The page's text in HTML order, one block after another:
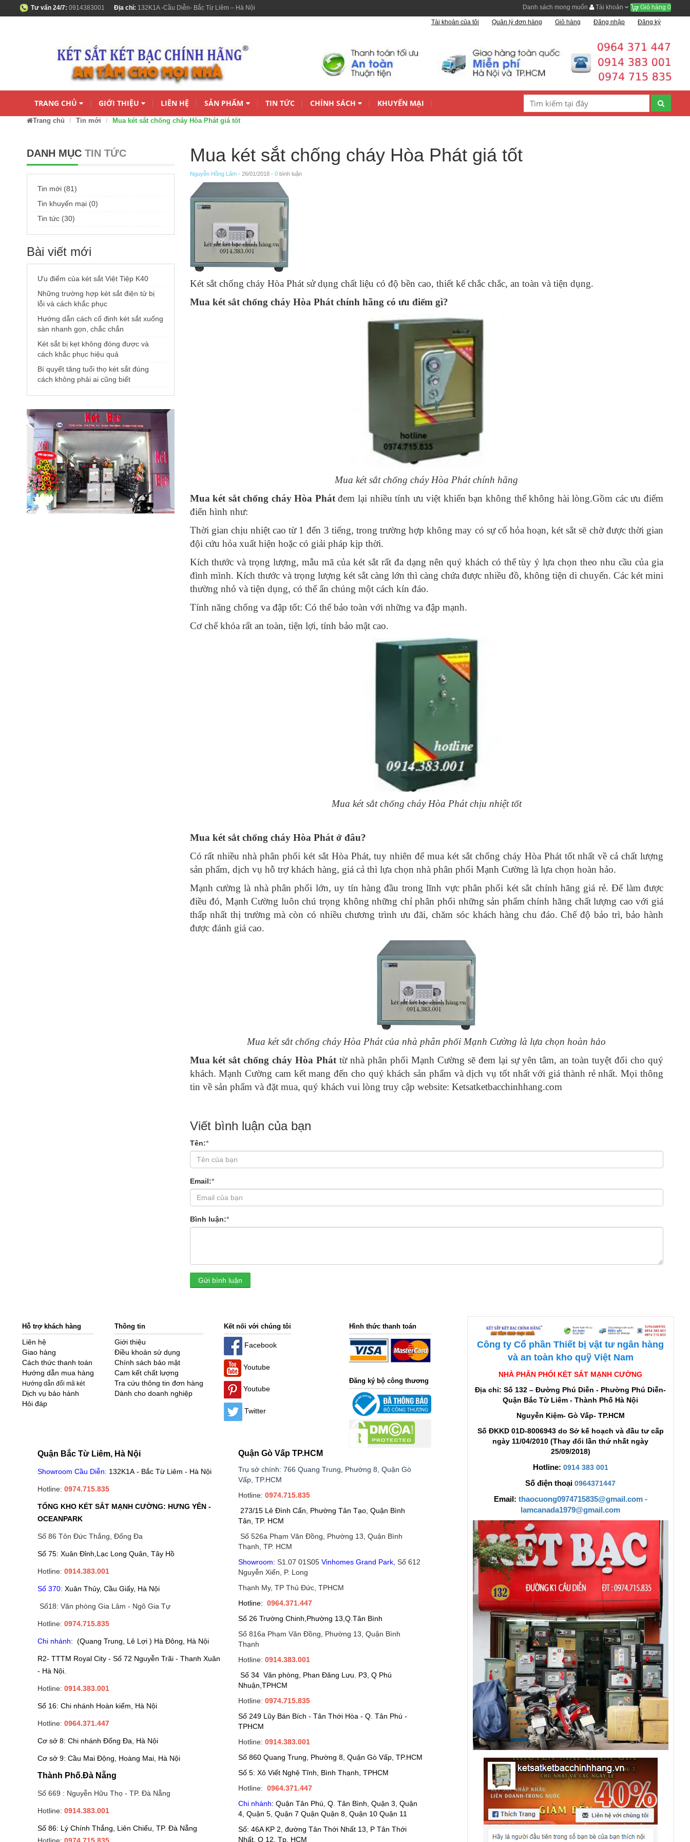
Tư vấn 24/7: 0914383001 Địa chỉ: 132K1A -Cầu Diễn- Bắc Từ Liêm – Hà Nội Danh sách mong muốn Tài khoản Giỏ hàng 0
Tài khoản của tôi Quản lý đơn hàng Giỏ hàng Đăng nhập Đăng ký
TRANG CHỦ GIỚI THIỆU LIÊN HỆ SẢN PHẨM TIN TỨC CHÍNH SÁCH KHUYẾN MẠI
Trang chủ Tin mới Mua két sắt chống cháy Hòa Phát giá tốt
DANH MỤC TIN TỨC
Tin mới (81)
Tin khuyến mại (0)
Tin tức (30)
Bài viết mới
Ưu điểm của két sắt Việt Tiệp K40
Những trường hợp két sắt điện tử bị
lỗi và cách khắc phục
Hướng dẫn cách cố định két sắt xuống
sàn nhanh gọn, chắc chắn
Két sắt bị kẹt không đóng được và
cách khắc phục hiệu quả
Bí quyết tăng tuổi thọ két sắt đúng
cách không phải ai cũng biết
Mua két sắt chống cháy Hòa Phát giá tốt
Nguyễn Hồng Lâm- 26/01/2018 - 0bình luận
Két sắt chống cháy Hòa Phát sử dụng chất liệu có độ bền cao, thiết kế chắc chắc, an toàn và tiện dụng.
Mua két sắt chống cháy Hòa Phát chính hãng có ưu điểm gì?
Mua két sắt chống cháy Hòa Phát chính hãng
Mua két sắt chống cháy Hòa Phátđem lại nhiều tính ưu việt khiến bạn không thể không hài lòng.Gồm các ưu điểm
điển hình như:
Thời gian chịu nhiệt cao từ 1 đến 3 tiếng, trong trường hợp không may có sự cố hỏa hoạn, két sắt sẽ chờ được thời gian
đội cứu hỏa xuất hiện hoặc có giải pháp kịp thời.
Kích thước và trọng lượng, mẫu mã của két sắt rất đa dạng nên quý khách có thể tùy ý lựa chọn theo nhu cầu của gia
đình mình. Kích thước và trọng lượng két sắt càng lớn thì càng chứa được nhiều đồ, không tiện di chuyển. Các két mini
thường nhỏ và tiện dụng, có thể ẩn chúng một cách kín đáo.
Tính năng chống va đập tốt: Có thể bảo toàn với những va đập mạnh.
Cơ chế khóa rất an toàn, tiện lợi, tính bảo mật cao.
Mua két sắt chống cháy Hòa Phát chịu nhiệt tốt
Mua két sắt chống cháy Hòa Phát ở đâu?
Có rất nhiều nhà phân phối két sắt Hòa Phát, tuy nhiên để mua két sắt chống cháy Hòa Phát tốt nhất về cả chất lượng
sản phẩm, dịch vụ hỗ trợ khách hàng, giá cả thì lựa chọn nhà phân phối Mạnh Cường là lựa chọn hoàn hảo.
Mạnh cường là nhà phân phối lớn, uy tín hàng đầu trong lĩnh vực phân phối két sắt chính hãng giá rẻ. Để làm được
điều đó, Mạnh Cường luôn chú trọng không những chỉ phân phối những sản phẩm chính hãng chất lượng cao với giá
thấp nhất thị trường mà còn có nhiều chương trình ưu đãi, chăm sóc khách hàng chu đáo. Chế độ bảo trì, bảo hành
được đánh giá cao.
Mua két sắt chống cháy Hòa Phát của nhà phân phối Mạnh Cường là lựa chọn hoàn hảo
Mua két sắt chống cháy Hòa Phát từ nhà phân phối Mạnh Cường sẽ đem lại sự yên tâm, an toàn tuyệt đối cho quý
khách. Mạnh Cường cam kết mang đến cho quý khách sản phẩm và dịch vụ tốt nhất với giá thành rẻ nhất. Mọi thông
tin về sản phẩm và đặt mua, quý khách vui lòng truy cập website: Ketsatketbacchinhhang.com
Viết bình luận của bạn
Tên:*
Email:*
Bình luận:*
Gửi bình luận
Hỗ trợ khách hàng
Liên hệ
Giao hàng
Cách thức thanh toán
Hướng dẫn mua hàng
Hướng dẫn đổi mã két
Dịch vụ bảo hành
Hỏi đáp
Thông tin
Giới thiệu
Điều khoản sử dụng
Chính sách bảo mật
Cam kết chất lượng
Tra cứu thông tin đơn hàng
Dành cho doanh nghiệp
Kết nối với chúng tôi
Facebook
Youtube
Youtube
Twitter
Hình thức thanh toán
Đăng ký bộ công thương
Quận Bắc Từ Liêm, Hà Nội
Showroom Cầu Diễn: 132K1A - Bắc Từ Liêm - Hà Nội
Hotline: 0974.715.835
TỔNG KHO KÉT SẮT MẠNH CƯỜNG: HƯNG YÊN -
OCEANPARK
Số 86 Tôn Đức Thắng, Đống Đa
Số 75: Xuân Đỉnh,Lạc Long Quân, Tây Hồ
Hotline: 0914.383.001
Số 370: Xuân Thủy, Cầu Giấy, Hà Nội
Số18: Văn phòng Gia Lâm - Ngô Gia Tự
Hotline: 0974.715.835
Chi nhánh: (Quang Trung, Lê Lợi ) Hà Đông, Hà Nội
R2- TTTM Royal City - Số 72 Nguyễn Trãi - Thanh Xuân
- Hà Nội.
Hotline: 0914.383.001
Số 16: Chi nhánh Hoàn kiếm, Hà Nội
Hotline: 0964.371.447
Cơ sở 8: Chi nhánh Đống Đa, Hà Nội
Cơ sở 9: Cầu Mai Động, Hoàng Mai, Hà Nội
Thành Phố.Đà Nẵng
Số 669 : Nguyễn Hữu Thọ - TP. Đà Nẵng
Hotline: 0914.383.001
Số 86: Lý Chính Thắng, Liên Chiểu, TP. Đà Nẵng
Hotline: 0974.715.835
Quận Gò Vấp TP.HCM
Trụ sở chính: 766 Quang Trung, Phường 8, Quận Gò
Vấp, TP.HCM
Hotline: 0974.715.835
273/15 Lê Đình Cẩn, Phường Tân Tạo, Quận Bình
Tân, TP. HCM
Số 526a Phạm Văn Đồng, Phường 13, Quận Bình
Thạnh, TP. HCM
Showroom: S1.07 01S05 Vinhomes Grand Park, Số 612
Nguyễn Xiển, P. Long
Thạnh My, TP Thủ Đức, TPHCM
Hotline: 0964.371.447
Số 26 Trường Chinh,Phường 13,Q.Tân Bình
Số 816a Phạm Văn Đồng, Phường 13, Quận Bình
Thạnh
Hotline: 0914.383.001
Số 34 Văn phòng, Phan Đăng Lưu. P3, Q Phú
Nhuận,TPHCM
Hotline: 0974.715.835
Số 249 Lũy Bán Bích - Tân Thới Hòa - Q. Tân Phú -
TPHCM
Hotline: 0914.383.001
Số 860 Quang Trung, Phường 8, Quận Gò Vấp, TP.HCM
Số 5: Xô Viết Nghệ Tĩnh, Bình Thạnh, TPHCM
Hotline: 0964.371.447
Chi nhánh: Quận Tân Phú, Q. Tân Bình, Quận 3, Quận
4, Quận 5, Quận 7 Quận Quận 8, Quận 10 Quận 11
Số: 46A KP 2, đường Tân Thới Nhất 13, P Tân Thới
Nhất, Q 12, Tp. HCM
Công ty Cổ phần Thiết bị vật tư ngân hàng
và an toàn kho quỹ Việt Nam
NHÀ PHÂN PHỐI KÉT SẮT MẠNH CƯỜNG
Địa chỉ: Số 132 – Đường Phú Diễn - Phường Phú Diễn-
Quận Bắc Từ Liêm - Thành Phố Hà Nội
Nguyễn Kiệm- Gò Vấp- TP.HCM
Số ĐKKD 01D-8006943 do Sở kế hoạch và đầu tư cấp
ngày 11/04/2010 (Thay đổi lần thứ nhất ngày
25/09/2018)
Hotline: 0914 383 001
Số điện thoại0964371447
Email: thaocuong0974715835@gmail.com -
lamcanada1979@gmail.com